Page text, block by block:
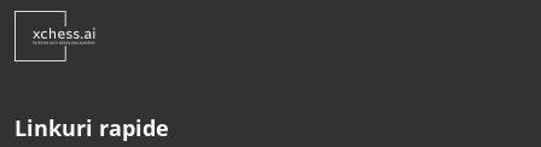
Linkuri rapide